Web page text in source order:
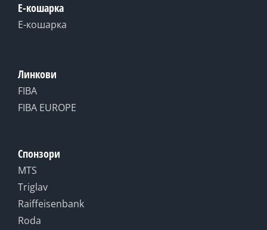
Е-кошарка
Е-кошарка
Линкови
FIBA
FIBA EUROPE
Спонзори
MTS
Triglav
Raiffeisenbank
Roda